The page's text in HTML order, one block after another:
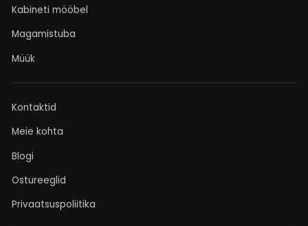
Kabineti mööbel
Magamistuba
Müük
Kontaktid
Meie kohta
Blogi
Ostureeglid
Privaatsuspoliitika